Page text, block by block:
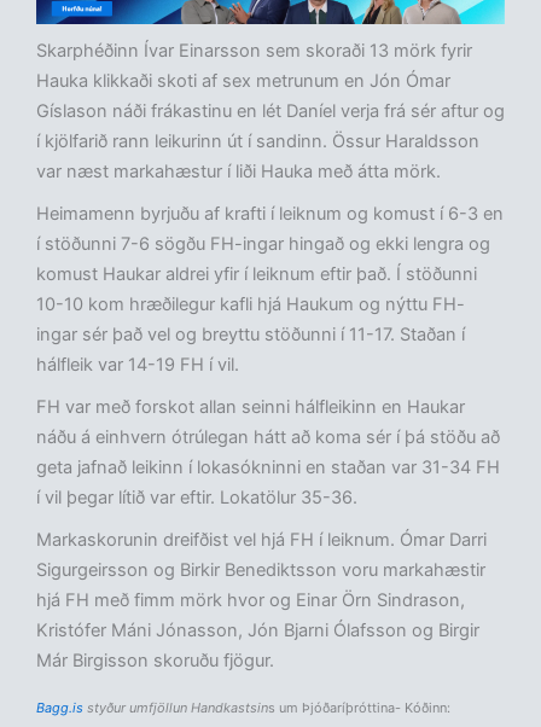
Skarphéðinn Ívar Einarsson sem skoraði 13 mörk fyrir
Hauka klikkaði skoti af sex metrunum en Jón Ómar
Gíslason náði frákastinu en lét Daníel verja frá sér aftur og
í kjölfarið rann leikurinn út í sandinn. Össur Haraldsson
var næst markahæstur í liði Hauka með átta mörk.
Heimamenn byrjuðu af krafti í leiknum og komust í 6-3 en
í stöðunni 7-6 sögðu FH-ingar hingað og ekki lengra og
komust Haukar aldrei yfir í leiknum eftir það. Í stöðunni
10-10 kom hræðilegur kafli hjá Haukum og nýttu FH-
ingar sér það vel og breyttu stöðunni í 11-17. Staðan í
hálfleik var 14-19 FH í vil.
FH var með forskot allan seinni hálfleikinn en Haukar
náðu á einhvern ótrúlegan hátt að koma sér í þá stöðu að
geta jafnað leikinn í lokasókninni en staðan var 31-34 FH
í vil þegar lítið var eftir. Lokatölur 35-36.
Markaskorunin dreifðist vel hjá FH í leiknum. Ómar Darri
Sigurgeirsson og Birkir Benediktsson voru markahæstir
hjá FH með fimm mörk hvor og Einar Örn Sindrason,
Kristófer Máni Jónasson, Jón Bjarni Ólafsson og Birgir
Már Birgisson skoruðu fjögur.
Bagg.is styður umfjöllun Handkastsins um Þjóðaríþróttina- Kóðinn: